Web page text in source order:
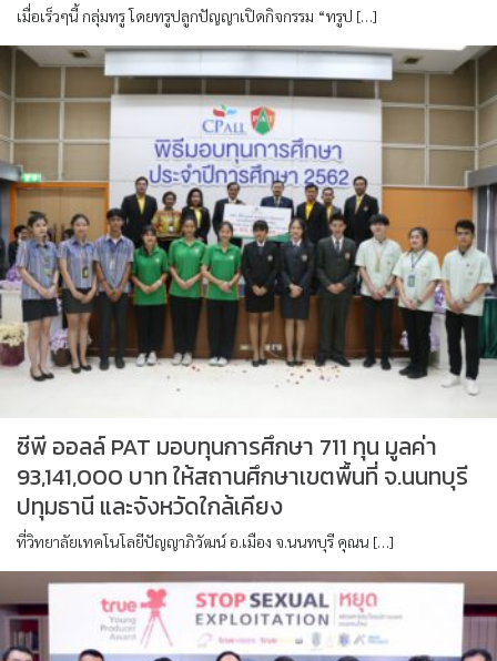
เมื่อเร็วๆนี้ กลุ่มทรู โดยทรูปลูกปัญญาเปิดกิจกรรม “ทรูป […]
ซีพี ออลล์ PAT มอบทุนการศึกษา 711 ทุน มูลค่า
93,141,000 บาท ให้สถานศึกษาเขตพื้นที่ จ.นนทบุรี
ปทุมธานี และจังหวัดใกล้เคียง
ที่วิทยาลัยเทคโนโลยีปัญญาภิวัฒน์ อ.เมือง จ.นนทบุรี คุณน […]